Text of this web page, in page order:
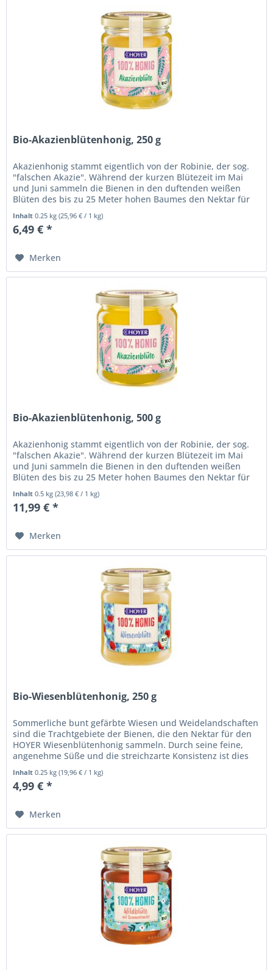
Bio-Akazienblütenhonig, 250 g
Akazienhonig stammt eigentlich von der Robinie, der sog.
"falschen Akazie". Während der kurzen Blütezeit im Mai
und Juni sammeln die Bienen in den duftenden weißen
Blüten des bis zu 25 Meter hohen Baumes den Nektar für
Inhalt0.25 kg(25,96 € / 1 kg)
6,49 € *
Merken
Bio-Akazienblütenhonig, 500 g
Akazienhonig stammt eigentlich von der Robinie, der sog.
"falschen Akazie". Während der kurzen Blütezeit im Mai
und Juni sammeln die Bienen in den duftenden weißen
Blüten des bis zu 25 Meter hohen Baumes den Nektar für
Inhalt0.5 kg(23,98 € / 1 kg)
11,99 € *
Merken
Bio-Wiesenblütenhonig, 250 g
Sommerliche bunt gefärbte Wiesen und Weidelandschaften
sind die Trachtgebiete der Bienen, die den Nektar für den
HOYER Wiesenblütenhonig sammeln. Durch seine feine,
angenehme Süße und die streichzarte Konsistenz ist dies
Inhalt0.25 kg(19,96 € / 1 kg)
4,99 € *
Merken